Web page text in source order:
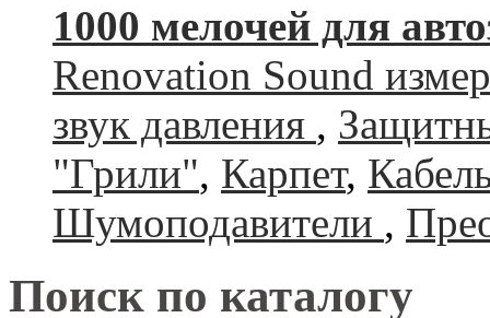
1000 мелочей для
Renovation Sound
звук давления ,
"Грили", Карпет,
Шумоподавители ,
Поиск по каталогу